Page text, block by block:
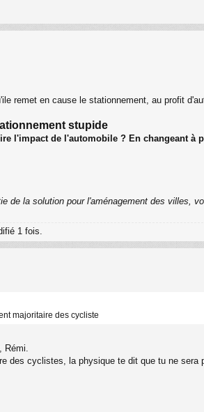
remet en cause le stationnement, au profit
stupide
l'impact de l'automobile ? En changeant à
de la solution pour l'aménagement des villes,
1 fois.
majoritaire des cycliste
des cyclistes, la physique te dit que tu ne